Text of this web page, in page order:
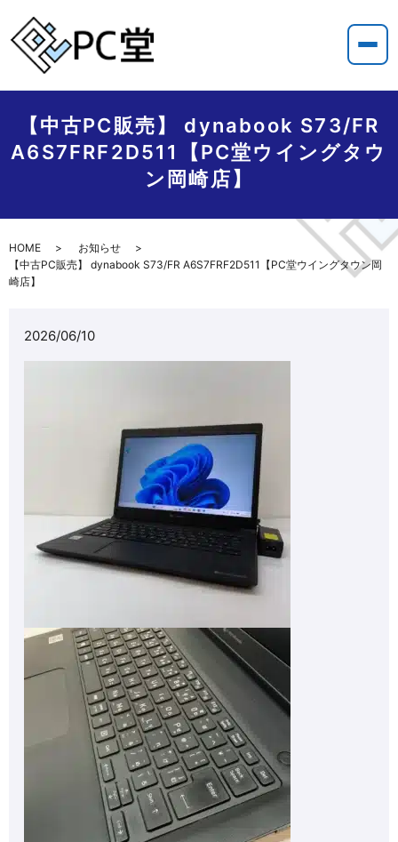
【中古PC販売】 dynabook S73/FR
A6S7FRF2D511【PC堂ウイングタウ
ン岡崎店】
HOME
お知らせ
【中古PC販売】 dynabook S73/FR A6S7FRF2D511【PC堂ウイングタウン岡
崎店】
2026/06/10